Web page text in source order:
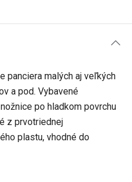
panciera malých aj veľkých
a pod. Vybavené
po hladkom povrchu
z prvotriednej
plastu, vhodné do